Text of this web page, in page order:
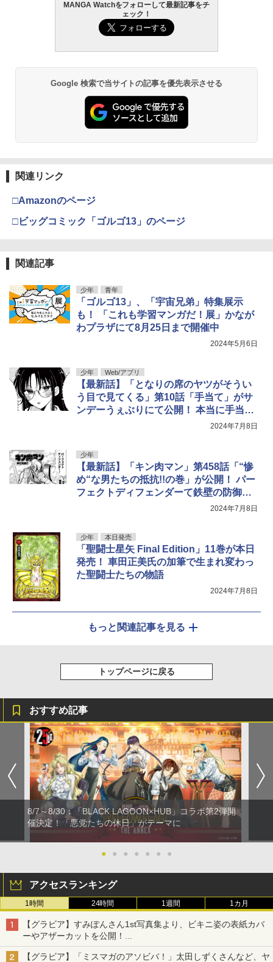
MANGA Watchをフォローして最新記事をチ
ェック！
Google 検索で当サイトの記事を優先表示させる
関連リンク
□Amazonのページ
□ビッグコミック「ゴルゴ13」のページ
関連記事
少年 青年
「ゴルゴ13」、「宇宙兄弟」特集展示
も！ 「これも学習マンガだ！展」かなが
わプラザにて8月25日まで開催中
2024年5月6日
少年 Web/アプリ
【最新話】「となりの席のヤツがそうい
う目で見てくる」第10話「手当て」がサ
ンデーうぇぶりにて公開！ 本当に手当だ
2024年7月8日
少年
【最新話】「キン肉マン」第458話「“惨
め“な男たちの抵抗!!の巻」が公開！ パー
フェクトディフェンダーて鉄壁の防御を
2024年7月8日
少年 本日発売
「聖闘士星矢 Final Edition」11巻が本日
発売！ 車田正美氏の加筆で生まれ変わっ
た聖闘士たちの物語
2024年7月8日
もっと関連記事を見る
トップページに戻る
おすすめ記事
8/7～8/30：「BLACK LAGOON×HUB」コラボ第2弾開
催決定！「悪党たちの休日」がテーマに
● ● ● ● ● ● ●
アクセスランキング
1時間 24時間 1週間 1カ月
【グラビア】すみぽんさん1st写真集より、ビキニ姿の表紙カバ
ーやアザーカットを公開！
タイトルは「offcourt（オフコート）」に決定
【グラビア】「ミスマガのアソビバ！」太田しずくさんなど、ヤ